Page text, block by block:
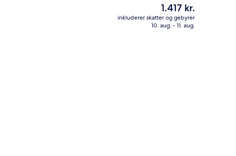
Den
nuværende
pris
1.417 kr.
inkluderer skatter og gebyrer
10. aug. - 11. aug.